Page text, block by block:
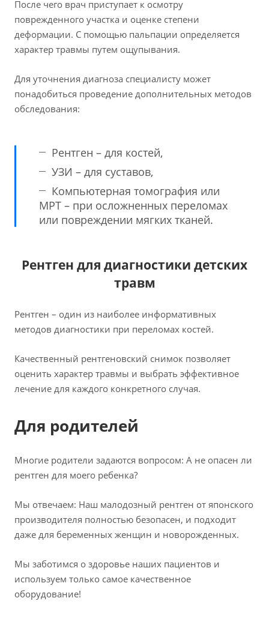
После чего врач приступает к осмотру
поврежденного участка и оценке степени
деформации. С помощью пальпации определяется
характер травмы путем ощупывания.
Для уточнения диагноза специалисту может
понадобиться проведение дополнительных методов
обследования:
Рентген – для костей,
УЗИ – для суставов,
Компьютерная томография или
МРТ – при осложненных переломах
или повреждении мягких тканей.
Рентген для диагностики детских
травм
Рентген – один из наиболее информативных
методов диагностики при переломах костей.
Качественный рентгеновский снимок позволяет
оценить характер травмы и выбрать эффективное
лечение для каждого конкретного случая.
Для родителей
Многие родители задаются вопросом: А не опасен ли
рентген для моего ребенка?
Мы отвечаем: Наш малодозный рентген от японского
производителя полностью безопасен, и подходит
даже для беременных женщин и новорожденных.
Мы заботимся о здоровье наших пациентов и
используем только самое качественное
оборудование!